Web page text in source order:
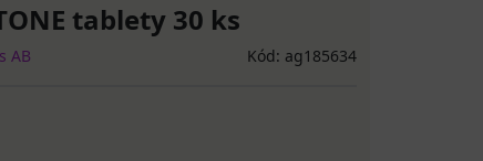
tablety 30 ks
AB Kód: ag185634